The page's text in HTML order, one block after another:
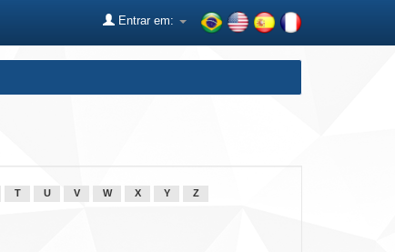
Entrar em:
T U V W X Y Z